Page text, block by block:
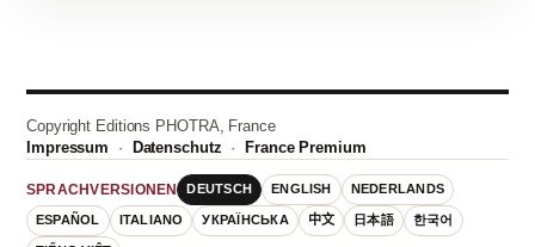
Copyright Editions PHOTRA, France
Impressum · Datenschutz ·France Premium
SPRACHVERSIONEN DEUTSCH ENGLISH NEDERLANDS
ESPAÑOL ITALIANO УКРАЇНСЬКА 中文 日本語 한국어